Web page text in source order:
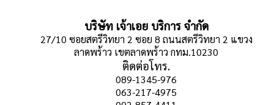
บริษัท เจ้าเอย บริการ จำกัด
27/10 ซอยสตรีวิทยา 2 ซอย 8 ถนนสตรีวิทยา 2 แขวง
ลาดพร้าว เขตลาดพร้าว กทม.10230
ติดต่อโทร.
089-1345-976
063-217-4975